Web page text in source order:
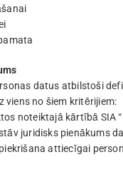
datus atbilstoši
viens no šiem kritērijiem:
noteiktajā kārtībā SIA
juridisks pienākums
attiecīgai